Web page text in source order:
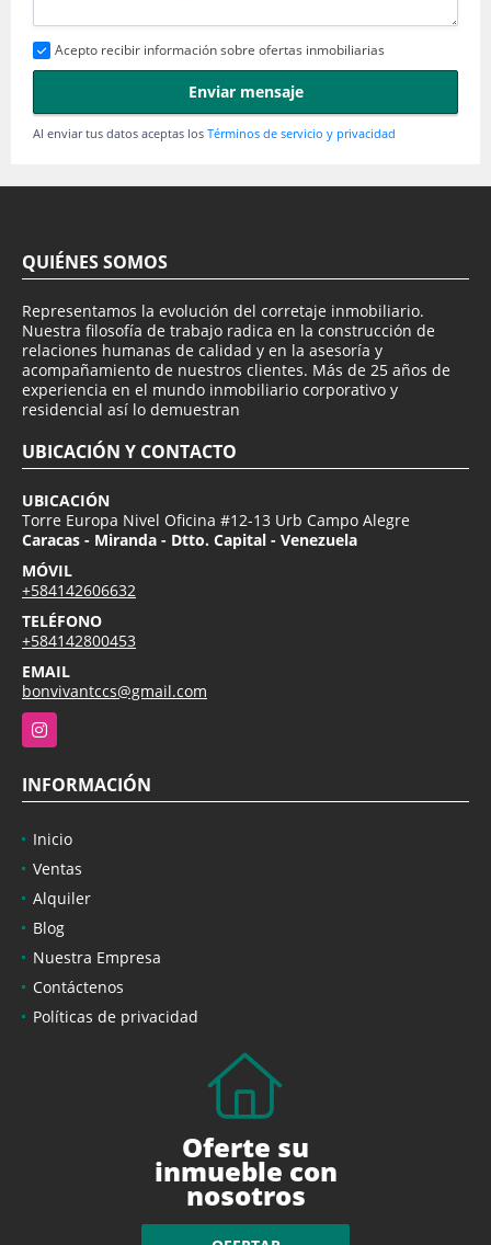
Acepto recibir información sobre ofertas inmobiliarias
Enviar mensaje
Al enviar tus datos aceptas los Términos de servicio y privacidad
QUIÉNES SOMOS
Representamos la evolución del corretaje inmobiliario.
Nuestra filosofía de trabajo radica en la construcción de
relaciones humanas de calidad y en la asesoría y
acompañamiento de nuestros clientes. Más de 25 años de
experiencia en el mundo inmobiliario corporativo y
residencial así lo demuestran
UBICACIÓN Y CONTACTO
UBICACIÓN
Torre Europa Nivel Oficina #12-13 Urb Campo Alegre
Caracas - Miranda - Dtto. Capital - Venezuela
MÓVIL
+584142606632
TELÉFONO
+584142800453
EMAIL
bonvivantccs@gmail.com
Instagram
INFORMACIÓN
Inicio
Ventas
Alquiler
Blog
Nuestra Empresa
Contáctenos
Políticas de privacidad
Oferte su
inmueble con
nosotros